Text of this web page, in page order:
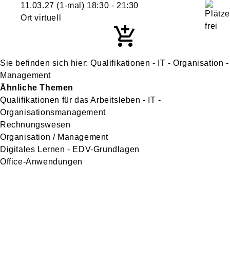
11.03.27 (1-mal) 18:30 - 21:30
Ort virtuell
Qualifikationen - IT - Organisation -
Management
Ähnliche Themen
Qualifikationen für das Arbeitsleben - IT -
Organisationsmanagement
Rechnungswesen
Organisation / Management
Digitales Lernen - EDV-Grundlagen
Office-Anwendungen